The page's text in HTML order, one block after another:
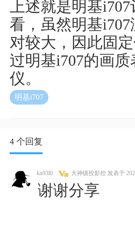
上述就是明基
看，虽然明基
对较大，因此固
过明基i707的画
仪。
明基i707
4 个回复
kn93l0 大神级投影控 发表于
谢谢分享